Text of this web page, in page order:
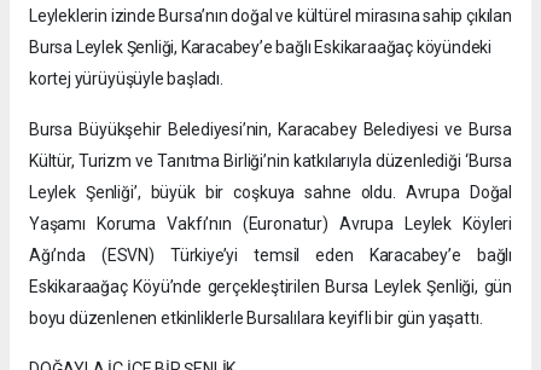
Leyleklerin izinde Bursa’nın doğal ve kültürel mirasına sahip çıkılan
Bursa Leylek Şenliği, Karacabey’e bağlı Eskikaraağaç köyündeki
kortej yürüyüşüyle başladı.
Bursa Büyükşehir Belediyesi’nin, Karacabey Belediyesi ve Bursa
Kültür, Turizm ve Tanıtma Birliği’nin katkılarıyla düzenlediği ‘Bursa
Leylek Şenliği’, büyük bir coşkuya sahne oldu. Avrupa Doğal
Yaşamı Koruma Vakfı’nın (Euronatur) Avrupa Leylek Köyleri
Ağı’nda (ESVN) Türkiye’yi temsil eden Karacabey’e bağlı
Eskikaraağaç Köyü’nde gerçekleştirilen Bursa Leylek Şenliği, gün
boyu düzenlenen etkinliklerle Bursalılara keyifli bir gün yaşattı.